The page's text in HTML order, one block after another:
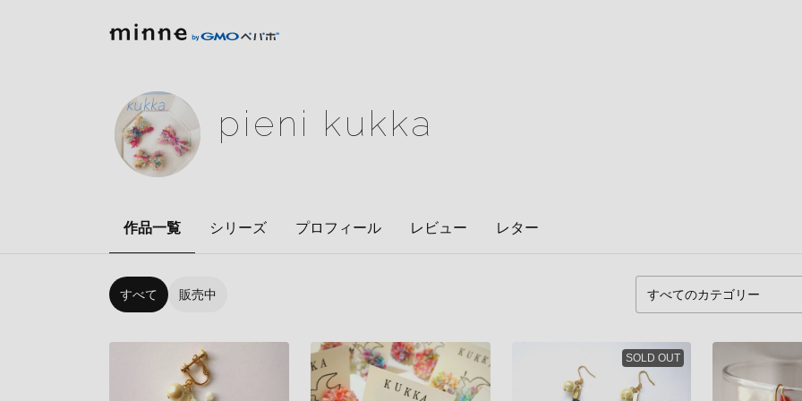
pieni kukka
作品一覧 シリーズ プロフィール レビュー レター
すべて 販売中
SOLD OUT